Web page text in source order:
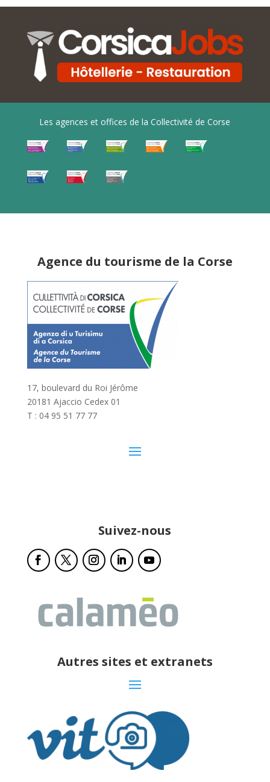
Les agences et offices de la Collectivité de Corse
Agence du tourisme de la Corse
17, boulevard du Roi Jérôme
20181 Ajaccio Cedex 01
T : 04 95 51 77 77
Suivez-nous
Autres sites et extranets